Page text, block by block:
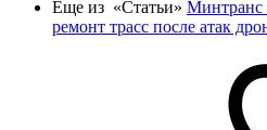
Еще из «Статьи» Минтранс
ремонт трасс после атак